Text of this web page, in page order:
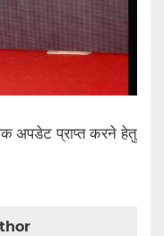
अपडेट प्राप्त करने हेतु